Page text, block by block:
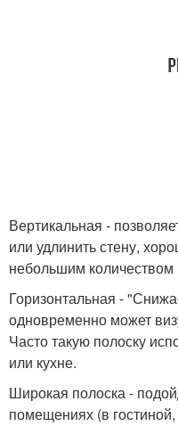
Вертикальная -
или удлинить стену,
небольшим
Горизонтальная -
одновременно может
Часто такую полоску
или кухне.
Широкая полоска -
помещениях (в